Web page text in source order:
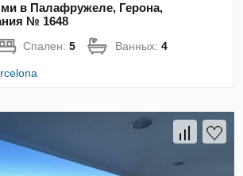
в Палафружеле, Герона,
№ 1648
Спален:5 Ванных:4